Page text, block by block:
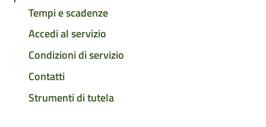
Tempi e scadenze
Accedi al servizio
Condizioni di servizio
Contatti
Strumenti di tutela